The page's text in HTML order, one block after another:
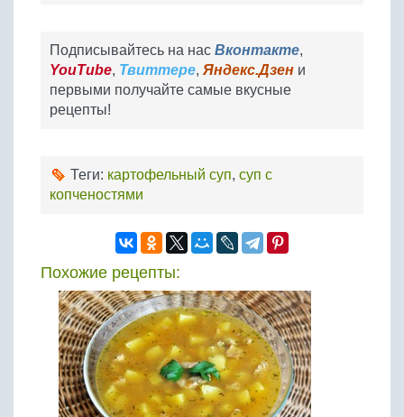
Подписывайтесь на нас Вконтакте,
YouTube, Твиттере, Яндекс.Дзен и
первыми получайте самые вкусные
рецепты!
Теги: картофельный суп, суп с
копченостями
Похожие рецепты: